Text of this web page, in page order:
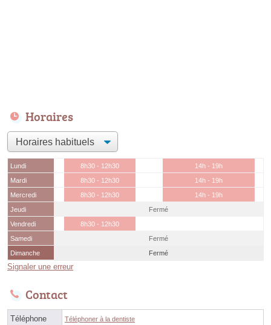
Horaires
Lundi 8h30 - 12h30
14h - 19h
Mardi
8h30 - 12h30
14h - 19h
Mercredi
8h30 - 12h30
14h - 19h
Jeudi
Fermé
Vendredi
8h30 - 12h30
Samedi
Fermé
Dimanche
Fermé
Signaler une erreur
Contact
Téléphone Téléphoner à la dentiste